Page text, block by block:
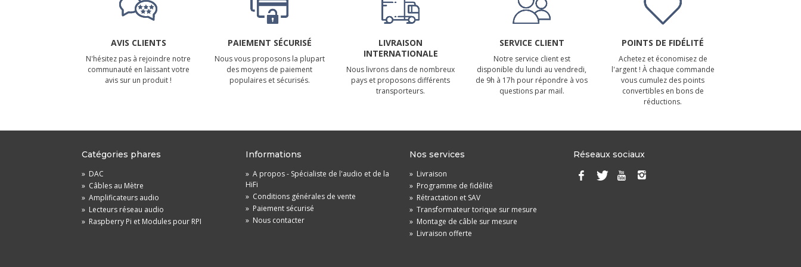
AVIS CLIENTS
N'hésitez pas à rejoindre notre
communauté en laissant votre
avis sur un produit !
PAIEMENT SÉCURISÉ
Nous vous proposons la plupart
des moyens de paiement
populaires et sécurisés.
LIVRAISON
INTERNATIONALE
Nous livrons dans de nombreux
pays et proposons différents
transporteurs.
SERVICE CLIENT
Notre service client est
disponible du lundi au vendredi,
de 9h à 17h pour répondre à vos
questions par mail.
POINTS DE FIDÉLITÉ
Achetez et économisez de
l'argent ! À chaque commande
vous cumulez des points
convertibles en bons de
réductions.
Catégories phares
» DAC
» Câbles au Mètre
» Amplificateurs audio
» Lecteurs réseau audio
» Raspberry Pi et Modules pour RPI
Informations
» A propos - Spécialiste de l'audio et de la
HiFi
» Conditions générales de vente
» Paiement sécurisé
» Nous contacter
Nos services
» Livraison
» Programme de fidélité
» Rétractation et SAV
» Transformateur torique sur mesure
» Montage de câble sur mesure
» Livraison offerte
Réseaux sociaux